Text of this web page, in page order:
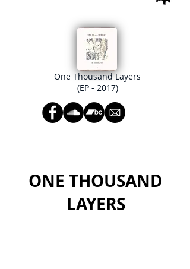
One Thousand Layers
(EP - 2017)
ONE THOUSAND
LAYERS